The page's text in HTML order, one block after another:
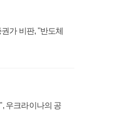
가 비판, "반도체
우크라이나의 공